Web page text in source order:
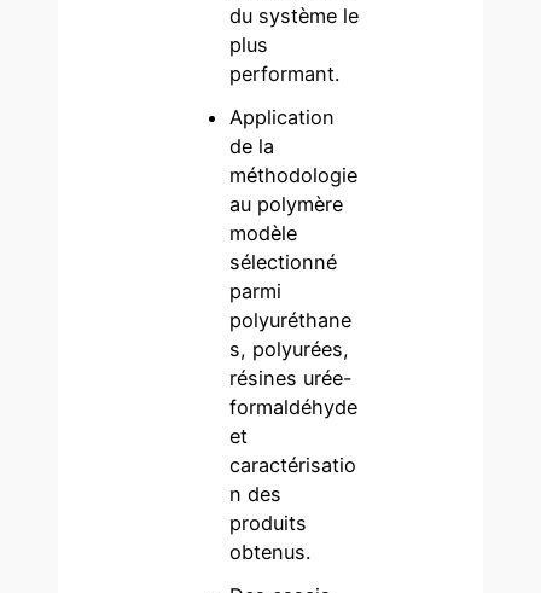
du système le
plus
performant.
Application
de la
méthodologie
au polymère
modèle
sélectionné
parmi
polyuréthane
s, polyurées,
résines urée-
formaldéhyde
et
caractérisatio
n des
produits
obtenus.